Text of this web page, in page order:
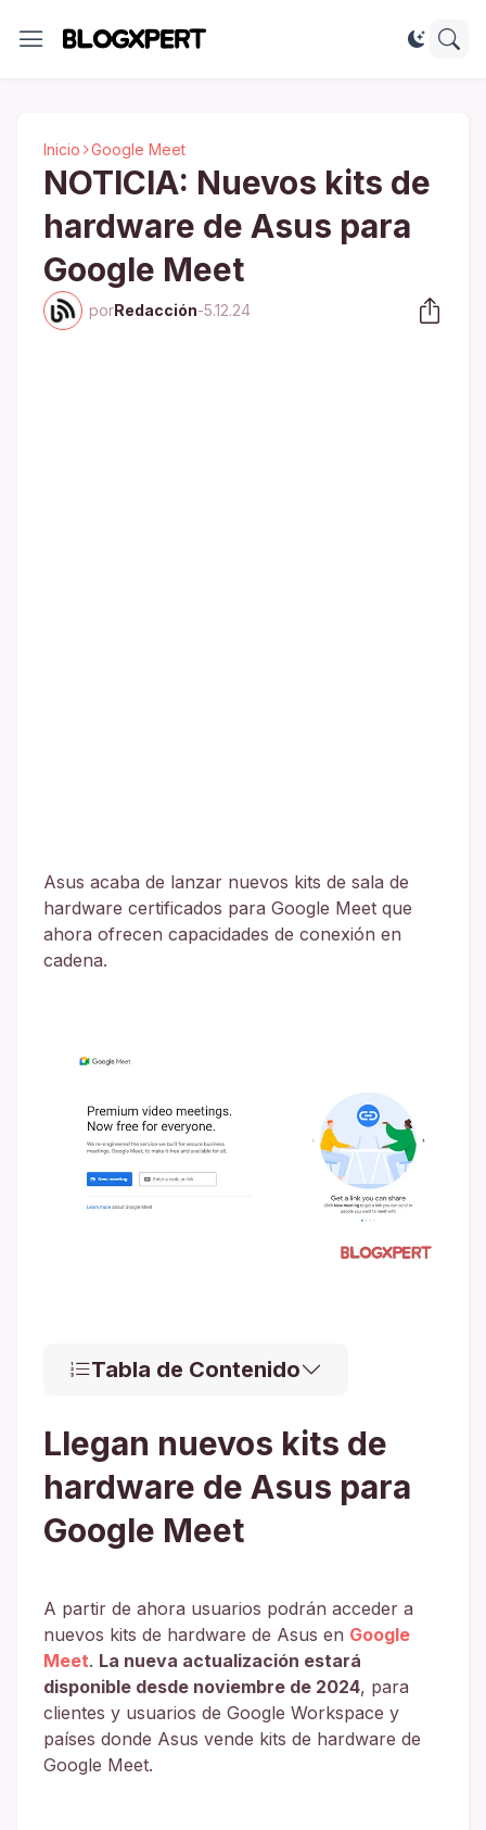
Inicio Google Meet
NOTICIA: Nuevos kits de
hardware de Asus para
Google Meet
porRedacción-5.12.24
Asus acaba de lanzar nuevos kits de sala de
hardware certificados para Google Meet que
ahora ofrecen capacidades de conexión en
cadena.
Tabla de Contenido
Llegan nuevos kits de
hardware de Asus para
Google Meet
A partir de ahora usuarios podrán acceder a
nuevos kits de hardware de Asus en Google
Meet. La nueva actualización estará
disponible desde noviembre de 2024, para
clientes y usuarios de Google Workspace y
países donde Asus vende kits de hardware de
Google Meet.